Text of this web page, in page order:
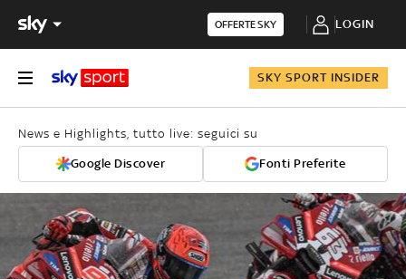
OFFERTE SKY LOGIN
SKY SPORT INSIDER
News e Highlights, tutto live: seguici su
Google Discover Fonti Preferite